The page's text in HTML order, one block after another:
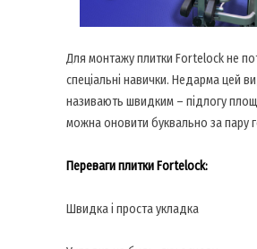
Для монтажу плитки Fortelock не
спеціальні навички. Недарма цей
називають швидким – підлогу
можна оновити буквально за пару
Переваги плитки Fortelock:
Швидка і проста укладка